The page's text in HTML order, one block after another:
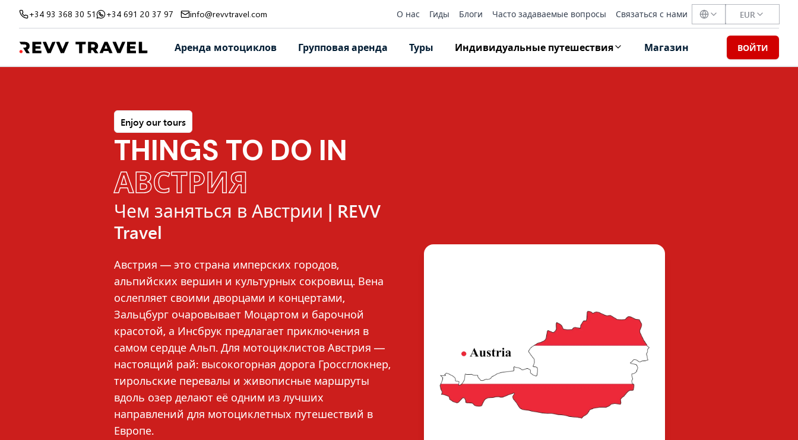
+34 93 368 30 51 +34 691 20 37 97 info@revvtravel.com О нас Гиды Блоги Часто задаваемые вопросы Связаться с нами EUR
Аренда мотоциклов Групповая аренда Туры Индивидуальные путешествия Магазин ВОЙТИ
Enjoy our tours
THINGS TO DO IN
АВСТРИЯ
Чем заняться в Австрии | REVV
Travel
Австрия — это страна имперских городов,
альпийских вершин и культурных сокровищ. Вена
ослепляет своими дворцами и концертами,
Зальцбург очаровывает Моцартом и барочной
красотой, а Инсбрук предлагает приключения в
самом сердце Альп. Для мотоциклистов Австрия —
настоящий рай: высокогорная дорога Гроссглокнер,
тирольские перевалы и живописные маршруты
вдоль озер делают её одним из лучших
направлений для мотоциклетных путешествий в
Европе.